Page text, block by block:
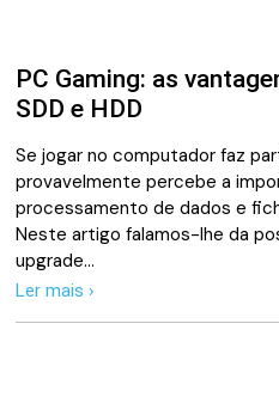
PC Gaming: as
SDD e HDD
Se jogar no computador faz
provavelmente percebe a
processamento de dados e
Neste artigo falamos-lhe da
upgrade…
Ler mais ›